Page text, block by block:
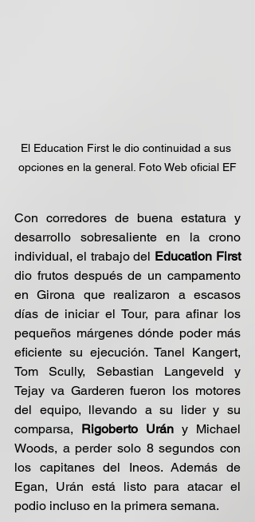
El Education First le dio continuidad a sus
opciones en la general. Foto Web oficial EF
Con corredores de buena estatura y
desarrollo sobresaliente en la crono
individual, el trabajo del Education First
dio frutos después de un campamento
en Girona que realizaron a escasos
días de iniciar el Tour, para afinar los
pequeños márgenes dónde poder más
eficiente su ejecución. Tanel Kangert,
Tom Scully, Sebastian Langeveld y
Tejay va Garderen fueron los motores
del equipo, llevando a su lider y su
comparsa, Rigoberto Urán y Michael
Woods, a perder solo 8 segundos con
los capitanes del Ineos. Además de
Egan, Urán está listo para atacar el
podio incluso en la primera semana.